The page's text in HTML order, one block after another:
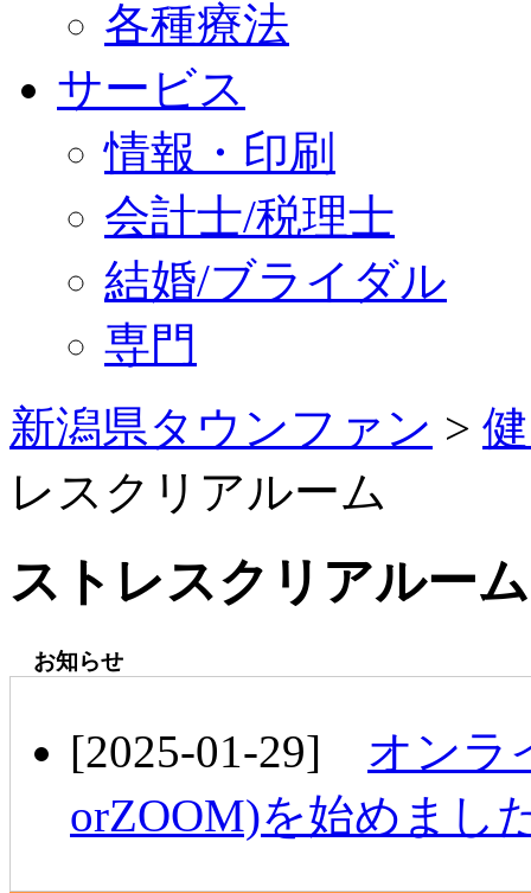
各種療法
サービス
情報・印刷
会計士/税理士
結婚/ブライダル
専門
新潟県タウンファン >
レスクリアルーム
ストレスクリアルーム
お知らせ
[2025-01-29] オンラ
orZOOM)を始めまし